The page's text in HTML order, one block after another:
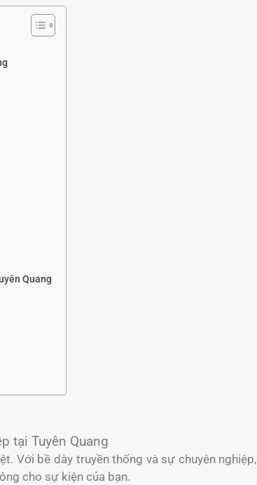
Quang
tại Tuyên Quang
Với bề dày truyền thống và sự chuyên nghiệp,
cho sự kiện của bạn.